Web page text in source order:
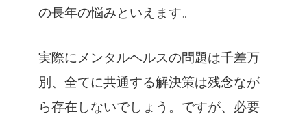
の長年の悩みといえます。
実際にメンタルヘルスの問題は千差万
別、全てに共通する解決策は残念なが
ら存在しないでしょう。ですが、必要